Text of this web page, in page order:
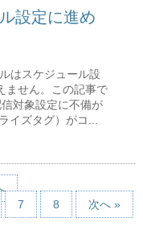
設定に進め
はスケジュール設
ません。この記事で
対象設定に不備が
イズタグ）がコ...
7 8 次へ »